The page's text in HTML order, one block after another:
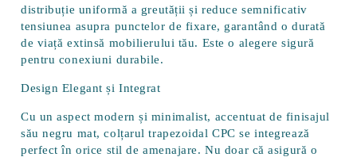
distribuție uniformă a greutății și reduce semnificativ
tensiunea asupra punctelor de fixare, garantând o durată
de viață extinsă mobilierului tău. Este o alegere sigură
pentru conexiuni durabile.
Design Elegant și Integrat
Cu un aspect modern și minimalist, accentuat de finisajul
său negru mat, colțarul trapezoidal CPC se integrează
perfect în orice stil de amenajare. Nu doar că asigură o